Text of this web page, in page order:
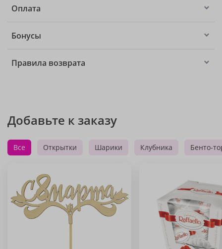
Оплата
Бонусы
Правила возврата
Добавьте к заказу
Все Открытки Шарики Клубника Бенто-